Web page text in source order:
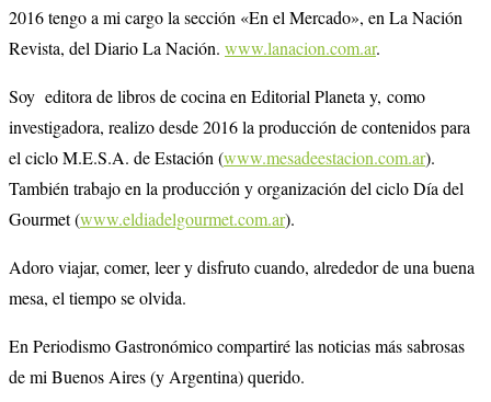
2016 tengo a mi cargo la sección «En el Mercado», en La Nación
Revista, del Diario La Nación. www.lanacion.com.ar.
Soy editora de libros de cocina en Editorial Planeta y, como
investigadora, realizo desde 2016 la producción de contenidos para
el ciclo M.E.S.A. de Estación (www.mesadeestacion.com.ar).
También trabajo en la producción y organización del ciclo Día del
Gourmet (www.eldiadelgourmet.com.ar).
Adoro viajar, comer, leer y disfruto cuando, alrededor de una buena
mesa, el tiempo se olvida.
En Periodismo Gastronómico compartiré las noticias más sabrosas
de mi Buenos Aires (y Argentina) querido.